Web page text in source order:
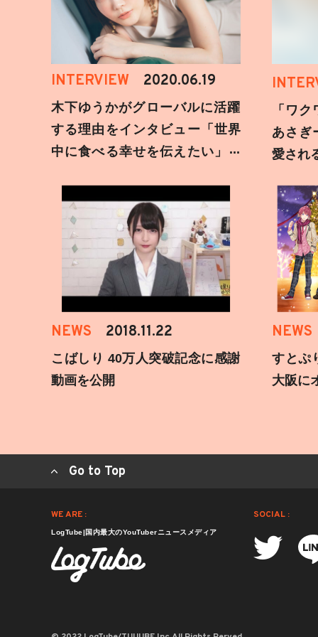
INTERVIEW 2020.06.19
木下ゆうかがグローバルに活躍
する理由をインタビュー「世界
中に食べる幸せを伝えたい」新
「ワ
あさぎ
愛され
NEWS 2018.11.22
こばしり 40万人突破記念に感謝
動画を公開
NEWS
すとぷ
大阪に
Go to Top
WE ARE :
LogTube|国内最大のYouTuberニュースメディア
SOCIAL :